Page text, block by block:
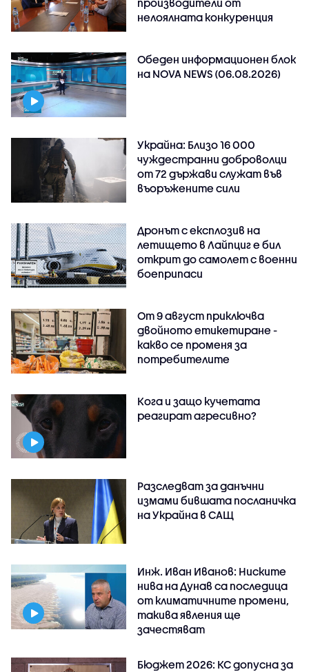
производители от
нелоялната конкуренция
Обеден информационен блок
на NOVA NEWS (06.08.2026)
Украйна: Близо 16 000
чуждестранни доброволци
от 72 държави служат във
въоръжените сили
Дронът с експлозив на
летището в Лайпциг е бил
открит до самолет с военни
боеприпаси
От 9 август приключва
двойното етикетиране -
какво се променя за
потребителите
Кога и защо кучетата
реагират агресивно?
Разследват за данъчни
измами бившата посланичка
на Украйна в САЩ
Инж. Иван Иванов: Ниските
нива на Дунав са последица
от климатичните промени,
такива явления ще
зачестяват
Бюджет 2026: КС допусна за